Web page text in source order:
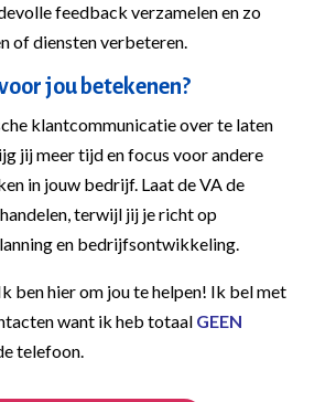
feedback verzamelen en zo
of diensten verbeteren.
jou betekenen?
klantcommunicatie over te laten
jij meer tijd en focus voor andere
in jouw bedrijf. Laat de VA de
terwijl jij je richt op
en bedrijfsontwikkeling.
ben hier om jou te helpen! Ik bel met
want ik heb totaal GEEN
telefoon.